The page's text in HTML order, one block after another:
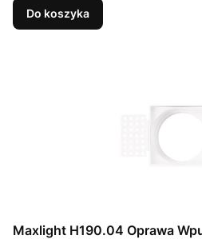
Do koszyka
Maxlight H190.04 Oprawa